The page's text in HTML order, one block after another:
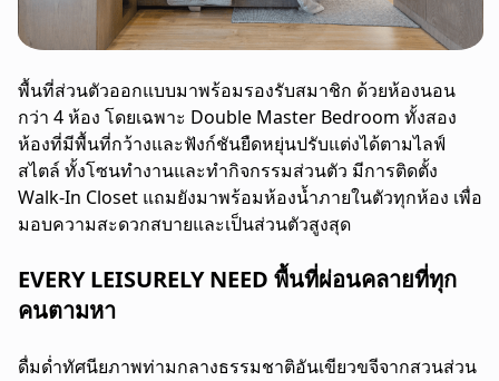
พื้นที่ส่วนตัวออกแบบมาพร้อมรองรับสมาชิก ด้วยห้องนอน
กว่า 4 ห้อง โดยเฉพาะ Double Master Bedroom ทั้งสอง
ห้องที่มีพื้นที่กว้างและฟังก์ชันยืดหยุ่นปรับแต่งได้ตามไลฟ์
สไตล์ ทั้งโซนทำงานและทำกิจกรรมส่วนตัว มีการติดตั้ง
Walk-In Closet แถมยังมาพร้อมห้องน้ำภายในตัวทุกห้อง เพื่อ
มอบความสะดวกสบายและเป็นส่วนตัวสูงสุด
EVERY LEISURELY NEED พื้นที่ผ่อนคลายที่ทุก
คนตามหา
ดื่มด่ำทัศนียภาพท่ามกลางธรรมชาติอันเขียวขจีจากสวนส่วน